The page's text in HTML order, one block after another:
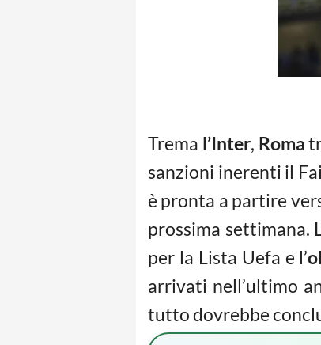
Trema l’Inter, Roma
sanzioni inerenti il
è pronta a partire
prossima settimana.
per la Lista Uefa e l’
arrivati nell’ultimo
tutto dovrebbe